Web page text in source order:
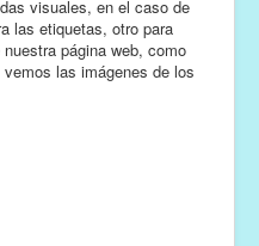
visuales, en el caso de
las etiquetas, otro para
página web, como
las imágenes de los